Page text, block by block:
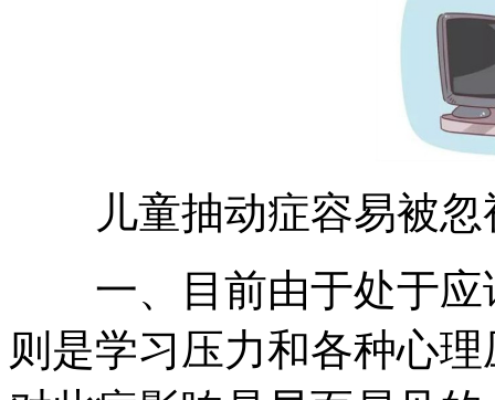
儿童抽动症容易被忽
一、目前由于处于应
则是学习压力和各种心